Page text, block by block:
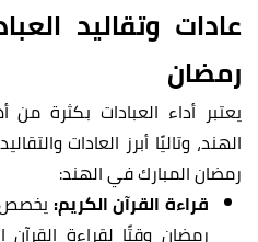
عادات وتقاليد
رمضان
يعتبر أداء العبادات
الهند، وتاليًا أبرز العادات
رمضان المبارك في الهند:
قراءة القرآن الكريم:يخصص
رمضان وقتًا لقراءة القرآن